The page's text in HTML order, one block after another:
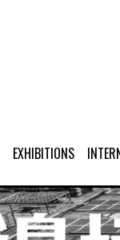
EXHIBITIONS